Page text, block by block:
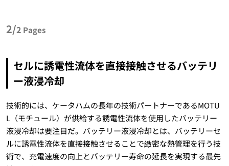
2/2 Pages
セルに誘電性流体を直接接触させるバッテリ
ー液浸冷却
技術的には、ケータハムの長年の技術パートナーであるMOTU
L（モチュール）が供給する誘電性流体を使用したバッテリー
液浸冷却は要注目だ。バッテリー液浸冷却とは、バッテリーセ
ルに誘電性流体を直接接触させることで緻密な熱管理を行う技
術で、充電速度の向上とバッテリー寿命の延長を実現する最先